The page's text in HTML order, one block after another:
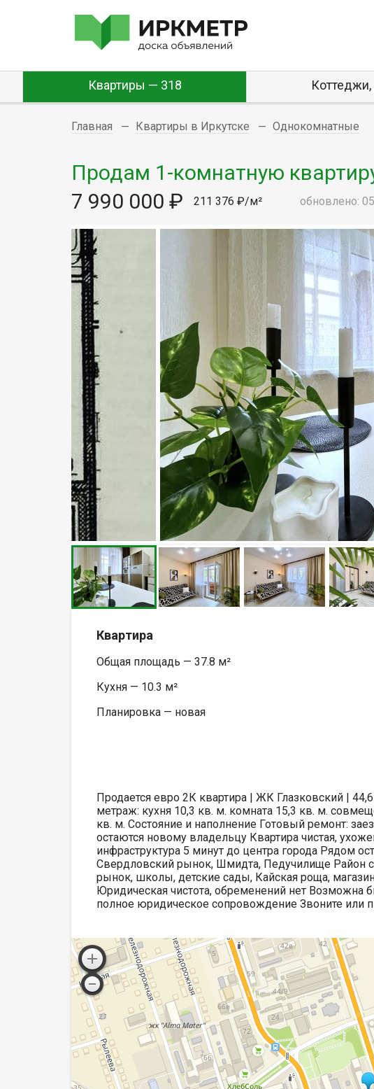
Квартиры — 318
Главная Квартиры в Иркутске Однокомнатные
Продам 1-комнатную
7 990 000 ₽
211 376 ₽/м² обновлено:
Квартира
Общая площадь — 37.8 м²
Кухня — 10.3 м²
Планировка — новая
Продается евро 2К квартира | ЖК Глазковский |
метраж: кухня 10,3 кв. м. комната 15,3 кв. м.
кв. м. Состояние и наполнение Готовый ремонт:
остаются новому владельцу Квартира чистая,
инфраструктура 5 минут до центра города Рядом
Свердловский рынок, Шмидта, Педучилище Район с
рынок, школы, детские сады, Кайская роща,
Юридическая чистота, обременений нет Возможна
полное юридическое сопровождение Звоните или